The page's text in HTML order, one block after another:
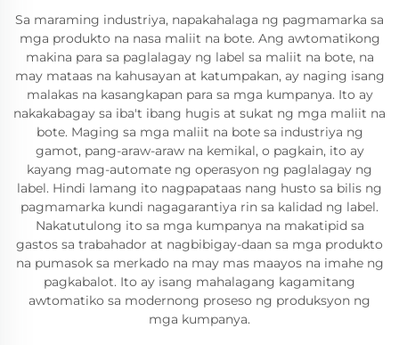
Sa maraming industriya, napakahalaga ng pagmamarka sa
mga produkto na nasa maliit na bote. Ang awtomatikong
makina para sa paglalagay ng label sa maliit na bote, na
may mataas na kahusayan at katumpakan, ay naging isang
malakas na kasangkapan para sa mga kumpanya. Ito ay
nakakabagay sa iba't ibang hugis at sukat ng mga maliit na
bote. Maging sa mga maliit na bote sa industriya ng
gamot, pang-araw-araw na kemikal, o pagkain, ito ay
kayang mag-automate ng operasyon ng paglalagay ng
label. Hindi lamang ito nagpapataas nang husto sa bilis ng
pagmamarka kundi nagagarantiya rin sa kalidad ng label.
Nakatutulong ito sa mga kumpanya na makatipid sa
gastos sa trabahador at nagbibigay-daan sa mga produkto
na pumasok sa merkado na may mas maayos na imahe ng
pagkabalot. Ito ay isang mahalagang kagamitang
awtomatiko sa modernong proseso ng produksyon ng
mga kumpanya.